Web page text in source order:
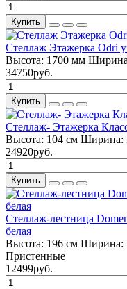
Купить
Стеллаж Этажерка Odri
Высота: 1700 мм
34750руб.
Купить
Стеллаж- Этажерка
Высота: 104 см Ширина:
24920руб.
Купить
Стеллаж-лестница
белая
Высота: 196 см Ширина:
Пристенные
12499руб.